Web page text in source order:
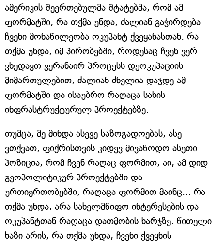
ამერიკის შეერთებულმა შტატებმა, რომ ამ
ფორმატში, რა თქმა უნდა, ძალიან გაჭირდება
ჩვენი მონაწილეობა ოკუპანტ ქვეყანასთან. რა
თქმა უნდა, იმ პირობებში, როდესაც ჩვენ ვერ
ვხედავთ ვერანაირ პროცესს დეოკუპაციის
მიმართულებით, ძალიან ძნელია დაჯდე ამ
ფორმატში და ისაუბრო რაღაცა სახის
ინფრასტრუქტურულ პროექტებზე.
თუმცა, მე მინდა ასევე საზოგადოებას, ასე
ვთქვათ, ფიქრისთვის კიდევ მივაწოდო ასეთი
პოზიცია, რომ ჩვენ რაღაც ფორმით, აი, ამ დიდ
გეოპოლიტიკურ პროექტებში და
ურთიერთობებში, რაღაცა ფორმით მაინც... რა
თქმა უნდა, არა სახელმწიფო ინტერესების და
ოკუპანტთან რაღაცა დათმობის ხარჯზე. წითელი
ხაზი არის, რა თქმა უნდა, ჩვენი ქვეყნის